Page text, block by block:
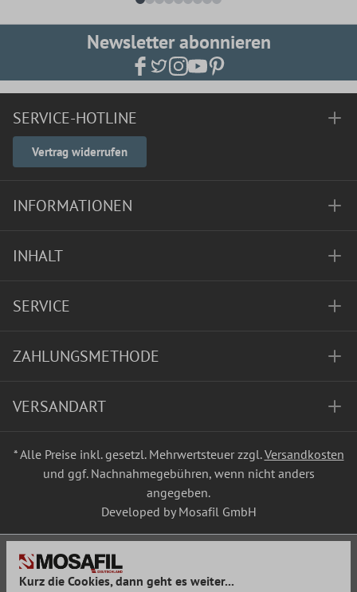
Newsletter abonnieren
SERVICE-HOTLINE
Vertrag widerrufen
INFORMATIONEN
INHALT
SERVICE
ZAHLUNGSMETHODE
VERSANDART
* Alle Preise inkl. gesetzl. Mehrwertsteuer zzgl.Versandkosten
und ggf. Nachnahmegebühren, wenn nicht anders
angegeben.
Developed by Mosafil GmbH
Kurz die Cookies, dann geht es weiter...